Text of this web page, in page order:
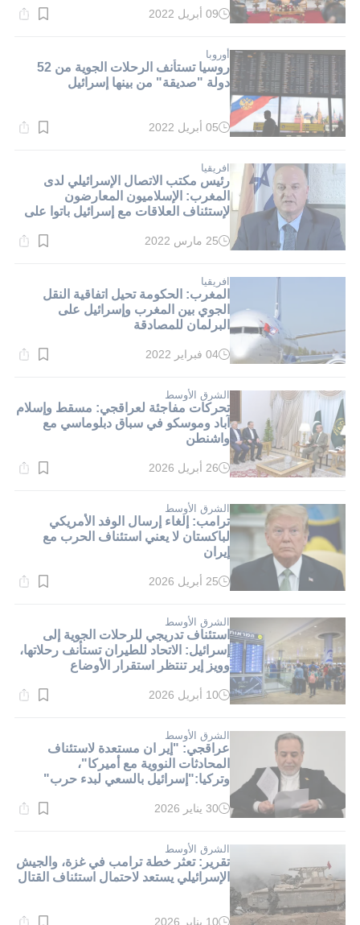
وقت
دقيقة.
09 أبريل 2022
أوروبا
روسيا تستأنف الرحلات الجوية من 52
دولة "صديقة" من بينها إسرائيل
وقت
دقيقة.
05 أبريل 2022
افريقيا
رئيس مكتب الاتصال الإسرائيلي لدى
المغرب: الإسلاميون المعارضون
لإستئناف العلاقات مع إسرائيل باتوا على
وقت
دقيقة.
25 مارس 2022
افريقيا
المغرب: الحكومة تحيل اتفاقية النقل
الجوي بين المغرب وإسرائيل على
البرلمان للمصادقة
وقت
دقيقة.
04 فبراير 2022
الشرق الأوسط
تحركات مفاجئة لعراقجي: مسقط وإسلام
آباد وموسكو في سباق دبلوماسي مع
واشنطن
وقت
دقيقة.
26 أبريل 2026
الشرق الأوسط
ترامب: إلغاء إرسال الوفد الأمريكي
لباكستان لا يعني استئناف الحرب مع
إيران
وقت
دقيقة.
25 أبريل 2026
الشرق الأوسط
استئناف تدريجي للرحلات الجوية إلى
إسرائيل: الاتحاد للطيران تستأنف رحلاتها،
وويز إير تنتظر استقرار الأوضاع
وقت
دقيقة.
10 أبريل 2026
الشرق الأوسط
عراقجي: "إير ان مستعدة لاستئناف
المحادثات النووية مع أميركا"،
وتركيا:"إسرائيل بالسعي لبدء حرب"
وقت
دقيقة.
30 يناير 2026
الشرق الأوسط
تقرير: تعثر خطة ترامب في غزة، والجيش
الإسرائيلي يستعد لاحتمال استئناف القتال
10 يناير 2026